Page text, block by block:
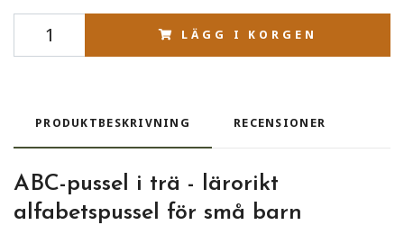
LÄGG I KORGEN
PRODUKTBESKRIVNING RECENSIONER
ABC-pussel i trä - lärorikt
alfabetspussel för små barn